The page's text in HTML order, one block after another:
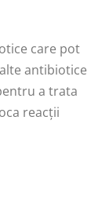
care pot
antibiotice
a trata
reacții